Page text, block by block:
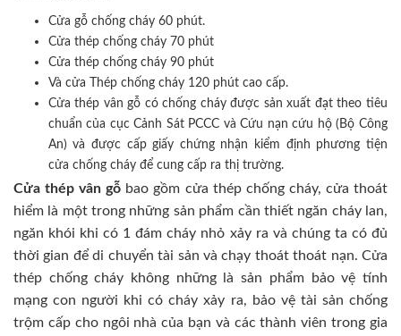
Cửa gỗ chống cháy 60 phút.
Cửa thép chống cháy 70 phút
Cửa thép chống cháy 90 phút
Và cửa Thép chống cháy 120 phút cao cấp.
Cửa thép vân gỗ có chống cháy được sản xuất đạt theo tiêu
chuẩn của cục Cảnh Sát PCCC và Cứu nạn cứu hộ (Bộ Công
An) và được cấp giấy chứng nhận kiểm định phương tiện
cửa chống cháy để cung cấp ra thị trường.
Cửa thép vân gỗ bao gồm cửa thép chống cháy, cửa thoát
hiểm là một trong những sản phẩm cần thiết ngăn cháy lan,
ngăn khói khi có 1 đám cháy nhỏ xảy ra và chúng ta có đủ
thời gian để di chuyển tài sản và chạy thoát thoát nạn. Cửa
thép chống cháy không những là sản phẩm bảo vệ tính
mạng con người khi có cháy xảy ra, bảo vệ tài sản chống
trộm cấp cho ngôi nhà của bạn và các thành viên trong gia